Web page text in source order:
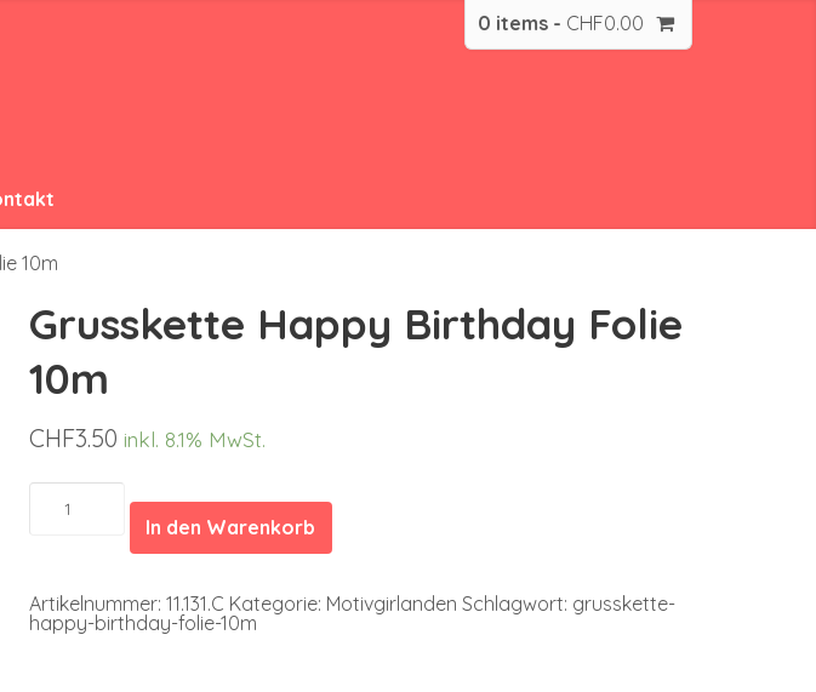
0 items - CHF0.00
10m
Grusskette Happy Birthday Folie
10m
CHF3.50 inkl. 8.1% MwSt.
Grusskette
Happy
Birthday
In den Warenkorb
Artikelnummer: 11.131.C Kategorie: Motivgirlanden Schlagwort: grusskette-
happy-birthday-folie-10m